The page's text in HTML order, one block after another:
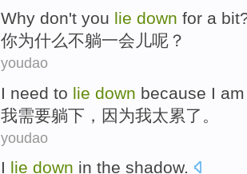
Why don't you lie down for a bit
你为什么不躺一会儿呢？
youdao
I need to lie down because I
我需要躺下， 因为我太累了。
youdao
I lie down in the shadow.